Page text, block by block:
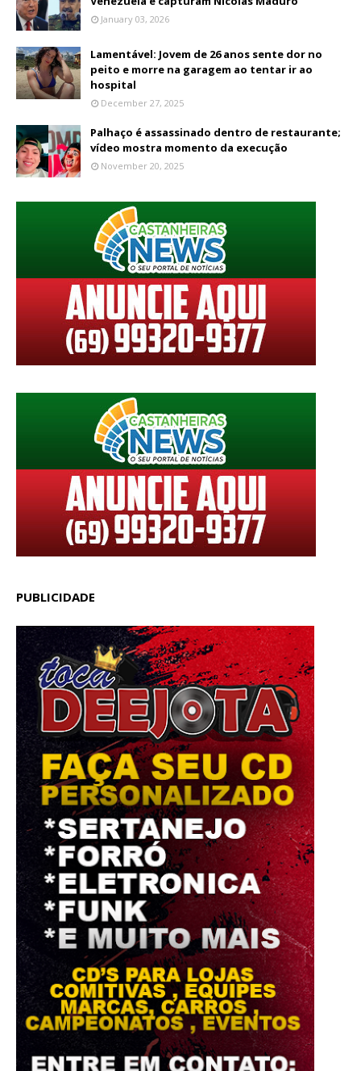
January 03, 2026
Lamentável: Jovem de 26 anos sente dor no
peito e morre na garagem ao tentar ir ao
hospital
December 27, 2025
Palhaço é assassinado dentro de restaurante;
vídeo mostra momento da execução
November 20, 2025
PUBLICIDADE